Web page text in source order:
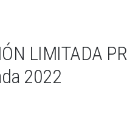
LIMITADA
2022